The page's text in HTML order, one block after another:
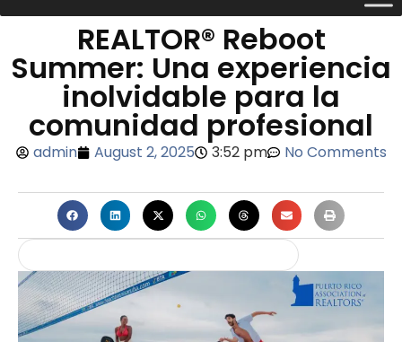
REALTOR® Reboot
Summer: Una experiencia
inolvidable para la
comunidad profesional
admin August 2, 2025 3:52 pm No Comments